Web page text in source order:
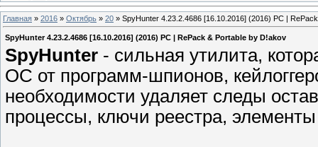
Главная » 2016 » Октябрь » 20 » SpyHunter 4.23.2.4686 [16.10.2016] (2016) PC |
SpyHunter 4.23.2.4686 [16.10.2016] (2016) PC | RePack & Portable by D!akov
SpyHunter - сильная утилита,
ОС от программ-шпионов,
необходимости удаляет следы
процессы, ключи реестра,